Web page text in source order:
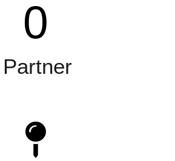
0
Partner